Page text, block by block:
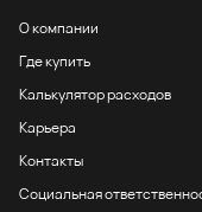
О компании
Где купить
Калькулятор расходов
Карьера
Контакты
Социальная